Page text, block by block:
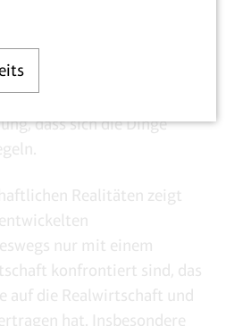
auf staatlich
Auch die nun
lässt jede klare Vision
Dingen darum, „Zeit zu
dass sich die Dinge
Realitäten zeigt
nur mit einem
konfrontiert sind, das
auf die Realwirtschaft und
hat. Insbesondere